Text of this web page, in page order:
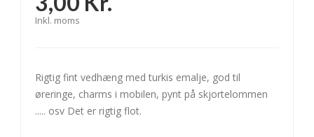
Inkl. moms
Rigtig fint vedhæng med turkis emalje, god til
øreringe, charms i mobilen, pynt på skjortelommen
..... osv Det er rigtig flot.